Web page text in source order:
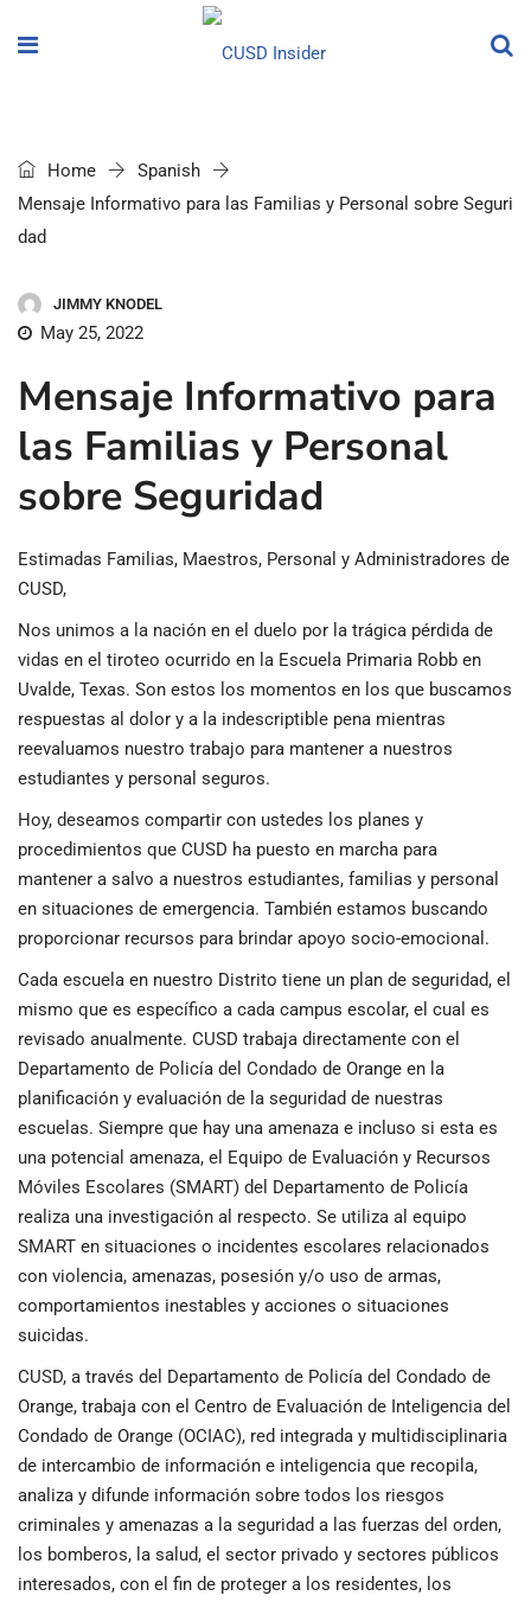
Home
Spanish
Mensaje Informativo para las Familias y Personal sobre Seguri
dad
JIMMY KNODEL
May 25, 2022
Mensaje Informativo para
las Familias y Personal
sobre Seguridad
Estimadas Familias, Maestros, Personal y Administradores de
CUSD,
Nos unimos a la nación en el duelo por la trágica pérdida de
vidas en el tiroteo ocurrido en la Escuela Primaria Robb en
Uvalde, Texas. Son estos los momentos en los que buscamos
respuestas al dolor y a la indescriptible pena mientras
reevaluamos nuestro trabajo para mantener a nuestros
estudiantes y personal seguros.
Hoy, deseamos compartir con ustedes los planes y
procedimientos que CUSD ha puesto en marcha para
mantener a salvo a nuestros estudiantes, familias y personal
en situaciones de emergencia. También estamos buscando
proporcionar recursos para brindar apoyo socio-emocional.
Cada escuela en nuestro Distrito tiene un plan de seguridad, el
mismo que es específico a cada campus escolar, el cual es
revisado anualmente. CUSD trabaja directamente con el
Departamento de Policía del Condado de Orange en la
planificación y evaluación de la seguridad de nuestras
escuelas. Siempre que hay una amenaza e incluso si esta es
una potencial amenaza, el Equipo de Evaluación y Recursos
Móviles Escolares (SMART) del Departamento de Policía
realiza una investigación al respecto. Se utiliza al equipo
SMART en situaciones o incidentes escolares relacionados
con violencia, amenazas, posesión y/o uso de armas,
comportamientos inestables y acciones o situaciones
suicidas.
CUSD, a través del Departamento de Policía del Condado de
Orange, trabaja con el Centro de Evaluación de Inteligencia del
Condado de Orange (OCIAC), red integrada y multidisciplinaria
de intercambio de información e inteligencia que recopila,
analiza y difunde información sobre todos los riesgos
criminales y amenazas a la seguridad a las fuerzas del orden,
los bomberos, la salud, el sector privado y sectores públicos
interesados, con el fin de proteger a los residentes, los